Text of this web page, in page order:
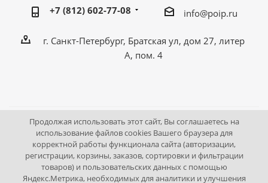
+7 (812) 602-77-08 info@poip.ru
г. Санкт-Петербург, Братская ул, дом 27, литер
А, пом. 4
2009 - 2026 © Промышленное оборудование Интернет
портал.
195043, г. Санкт-Петербург, Братская ул, дом 27, литер А,
пом. 4
Продолжая использовать этот сайт, Вы соглашаетесь на
использование файлов cookies Вашего браузера для
корректной работы функционала сайта (авторизации,
регистрации, корзины, заказов, сортировки и фильтрации
товаров) и пользовательских данных с помощью
Яндекс.Метрика, необходимых для аналитики и улучшения